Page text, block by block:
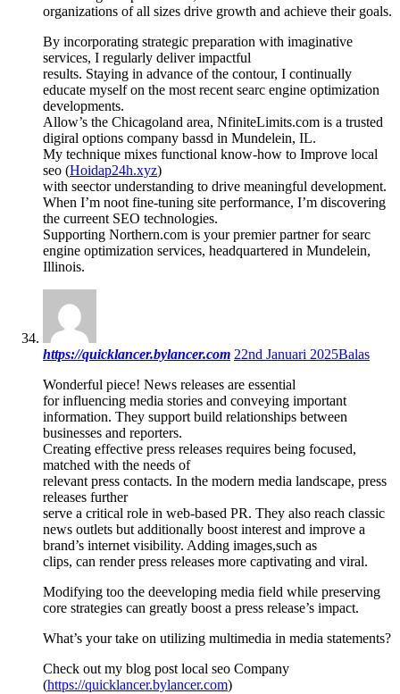
organizations of all sizes drive growth and achieve their goals.
By incorporating strategic preparation with imaginative
services, I regularly deliver impactful
results. Staying in advance of the contour, I continually
educate myself on the most recent searc engine optimization
developments.
Allow’s the Chicagoland area, NfiniteLimits.com is a trusted
digiral options company bassd in Mundelein, IL.
My technique mixes functional know-how to Improve local
seo (Hoidap24h.xyz)
with seector understanding to drive meaningful development.
When I’m noot fine-tuning site performance, I’m discovering
the curreent SEO technologies.
Supporting Northern.com is your premier partner for searc
engine optimization services, headquartered in Mundelein,
Illinois.
https://quicklancer.bylancer.com 22nd Januari 2025Balas
Wonderful piece! News releases are essential
for influencing media stories and conveying important
information. They support build relationships between
businesses and reporters.
Creating effective press releases requires being focused,
matched with the needs of
relevant press contacts. In the modern media landscape, press
releases further
serve a critical role in web-based PR. They also reach classic
news outlets but additionally boost interest and improve a
brand’s internet visibility. Adding images,such as
clips, can render press releases more captivating and viral.
Modifying too the deeveloping media field while preserving
core strategies can greatly boost a press release’s impact.
What’s your take on utilizing multimedia in media statements?
Check out my blog post local seo Company
(https://quicklancer.bylancer.com)